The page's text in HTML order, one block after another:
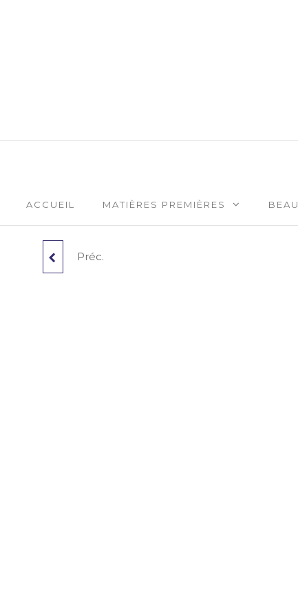
Phytophar
ACCUEIL MATIÈRES PREMIÈRES
THYM THYMOL BIO
Préc.